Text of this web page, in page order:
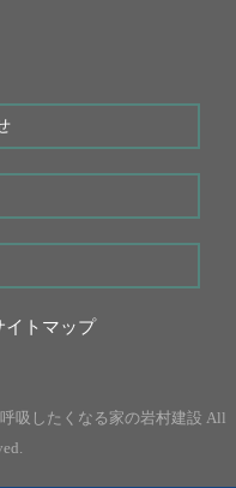
イトマップ
吸したくなる家の岩村建設 All